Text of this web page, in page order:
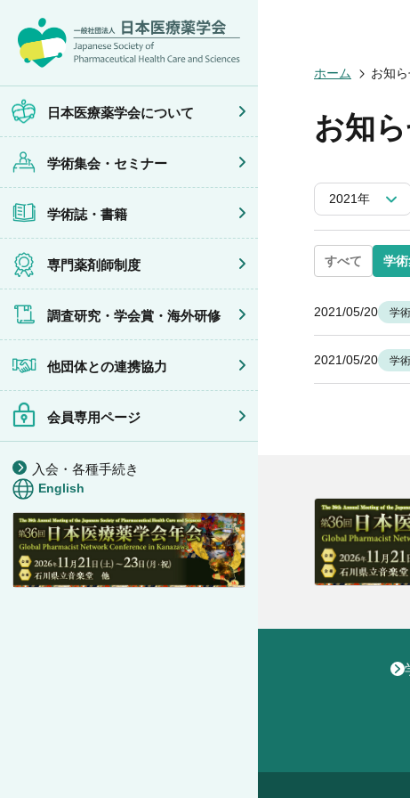
日本医療薬学会について
会頭挨拶
沿革・あゆみ
組織・名簿
委員会
情報公開
学会概要
学術集会・セミナー
年会
フレッシャーズ
臨床研究セミナ
薬物療法集中講義
がん専門薬剤師
がん専門薬剤師
共催・後援イベ
学術誌・書籍
JPHCS（英文
専門薬剤師制度
医療薬学専門薬
薬物療法専門薬
地域薬学ケア専
調査研究・学会賞・海外研修
学会賞
他団体との連携協力
イベントの共催
会員専用ページ
マイページ
入会・各種手続き
English
ホーム お知
お知
2021年
すべて 学
2021/05/20 学
2021/05/20 学